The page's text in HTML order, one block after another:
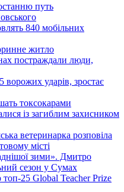
путь
840 мобільних
житло
постраждали люди,
ударів, зростає
токсокарами
із загиблим захисником
ветеринарка розповіла
місті
зими». Дмитро
сезон у Сумах
25 Global Teacher Prize